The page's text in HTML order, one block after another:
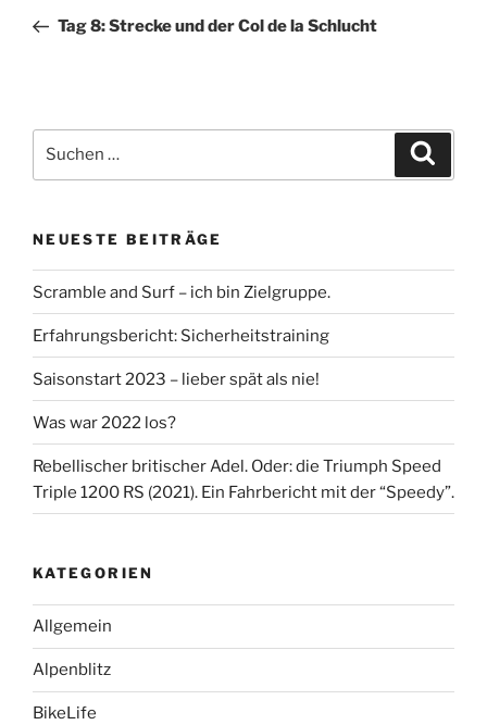
Beitrag
Tag 8: Strecke und der Col de la Schlucht
nach:
NEUESTE BEITRÄGE
Scramble and Surf – ich bin Zielgruppe.
Erfahrungsbericht: Sicherheitstraining
Saisonstart 2023 – lieber spät als nie!
Was war 2022 los?
Rebellischer britischer Adel. Oder: die Triumph Speed
Triple 1200 RS (2021). Ein Fahrbericht mit der “Speedy”.
KATEGORIEN
Allgemein
Alpenblitz
BikeLife